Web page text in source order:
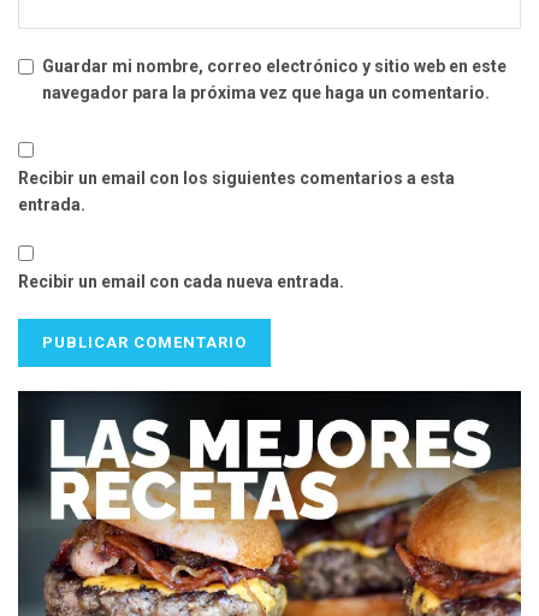
Guardar mi nombre, correo electrónico y sitio web en este
navegador para la próxima vez que haga un comentario.
Recibir un email con los siguientes comentarios a esta
entrada.
Recibir un email con cada nueva entrada.